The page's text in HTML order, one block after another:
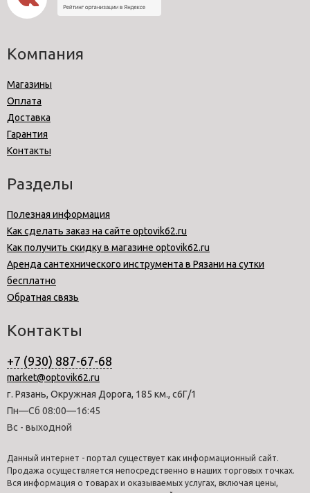
Компания
Магазины
Оплата
Доставка
Гарантия
Контакты
Разделы
Полезная информация
Как сделать заказ на сайте optovik62.ru
Как получить скидку в магазине optovik62.ru
Аренда сантехнического инструмента в Рязани на сутки
бесплатно
Обратная связь
Контакты
+7 (930) 887-67-68
market@optovik62.ru
г. Рязань, Окружная Дорога, 185 км., с6Г/1
Пн—Сб 08:00—16:45
Вс - выходной
Данный интернет - портал существует как информационный сайт.
Продажа осуществляется непосредственно в наших торговых точках.
Вся информация о товарах и оказываемых услугах, включая цены,